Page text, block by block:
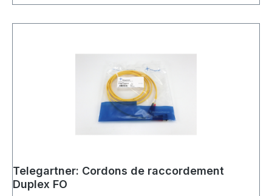
Telegartner: Cordons de raccordement
Duplex FO